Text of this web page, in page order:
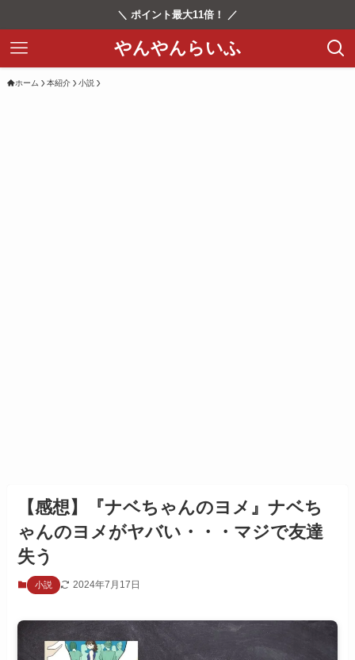
＼ ポイント最大11倍！ ／
やんやんらいふ
ホーム 本紹介 小説
【感想】『ナベちゃんのヨメ』ナベち
ゃんのヨメがヤバい・・・マジで友達
失う
小説 2024年7月17日